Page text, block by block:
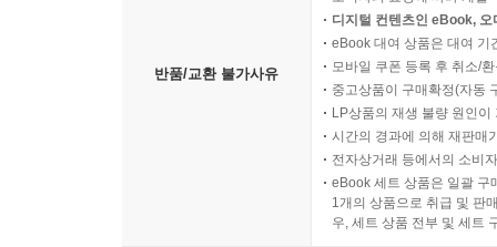
반품/교환 불가사유
디지털 컨텐츠인 eBook,
eBook 대여 상품은 대여 기
모바일 쿠폰 등록 후 취소/
중고상품이 구매확정(자동
LP상품의 재생 불량 원인
시간의 경과에 의해 재판매
전자상거래 등에서의 소비
eBook 세트 상품은 일괄 구
1개의 상품으로 취급 및 판
우, 세트 상품 전부 및 세트